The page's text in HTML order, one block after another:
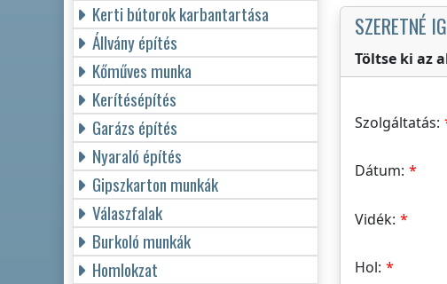
SZERETNÉ
Töltse ki az
Szolgáltatás:
Dátum:
Vidék:
Hol:
Kerti bútorok karbantartása
Állvány építés
Kőműves munka
Kerítésépítés
Garázs építés
Nyaraló építés
Gipszkarton munkák
Válaszfalak
Burkoló munkák
Homlokzat